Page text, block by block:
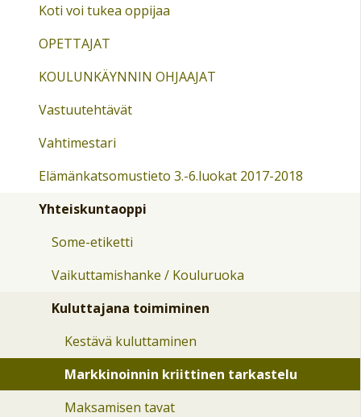
Koti voi tukea oppijaa
OPETTAJAT
KOULUNKÄYNNIN OHJAAJAT
Vastuutehtävät
Vahtimestari
Elämänkatsomustieto 3.-6.luokat 2017-2018
Yhteiskuntaoppi
Some-etiketti
Vaikuttamishanke / Kouluruoka
Kuluttajana toimiminen
Kestävä kuluttaminen
Markkinoinnin kriittinen tarkastelu
Maksamisen tavat